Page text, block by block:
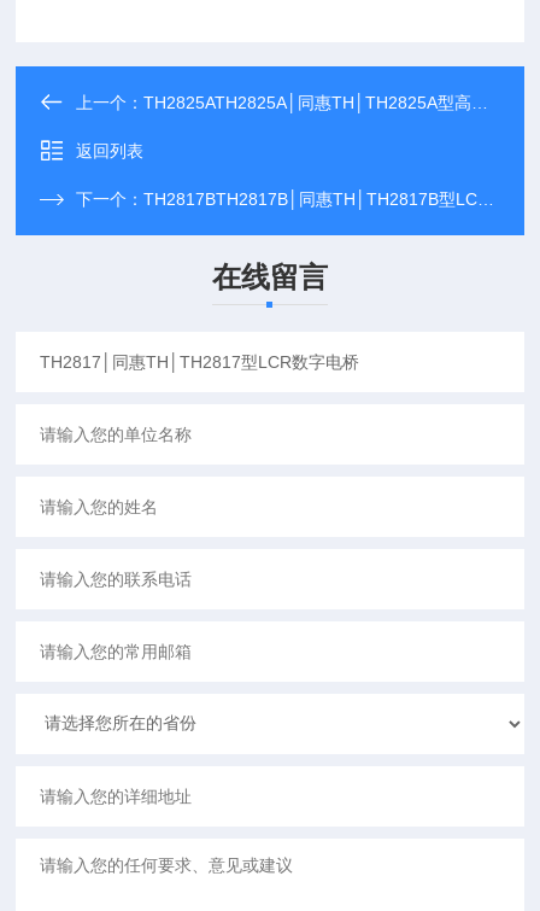
上一个：TH2825ATH2825A│同惠TH│TH2825A型高速LCR数字电桥
返回列表
下一个：TH2817BTH2817B│同惠TH│TH2817B型LCR数字电桥
在线留言